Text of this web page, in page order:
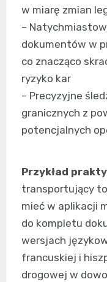
w miarę zmian
–
dokumentów w
co znacząco
ryzyko kar
– Precyzyjne
granicznych z
potencjalnych
Przykład
transportujący
mieć w aplikacji
do kompletu
wersjach
francuskiej i
drogowej w